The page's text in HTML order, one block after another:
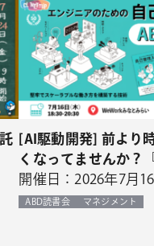
[AI駆動開発] 前より
くなってませんか？
のための自己管理入
会
開催日：2026年7月
ABD読書会 マネジメント